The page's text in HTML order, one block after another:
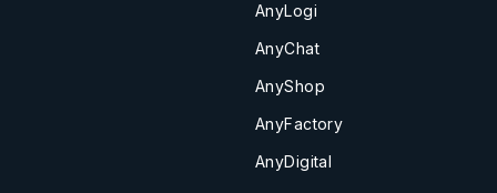
AnyLogi
AnyChat
AnyShop
AnyFactory
AnyDigital